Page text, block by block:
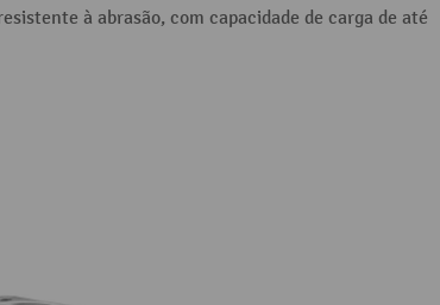
à abrasão, com capacidade de carga de até